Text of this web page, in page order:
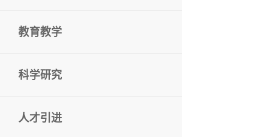
教育教学
科学研究
人才引进